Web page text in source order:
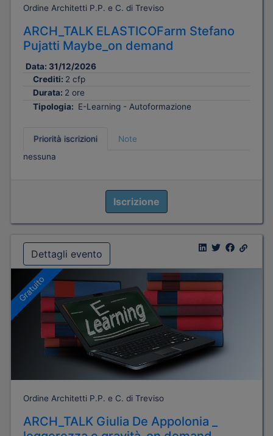
Ordine Architetti P.P. e C. di Treviso
ARCH_TALK ELASTICOFarm Stefano
Pujatti Maybe_on demand
Data: 31/12/2026
Crediti: 2 cfp
Durata: 2 ore
Tipologia: E-Learning - Autoformazione
Priorità iscrizioni
Note
nessuna
Iscrizione
Dettagli evento
Gratuito
Ordine Architetti P.P. e C. di Treviso
ARCH_TALK Giulia De Appolonia _